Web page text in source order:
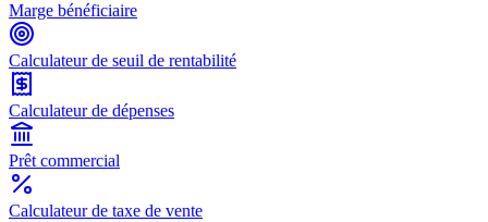
Marge bénéficiaire
Calculateur de seuil de rentabilité
Calculateur de dépenses
Prêt commercial
Calculateur de taxe de vente